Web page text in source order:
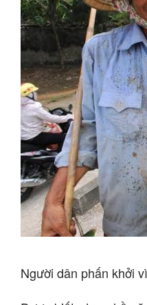
Người dân phấn khởi